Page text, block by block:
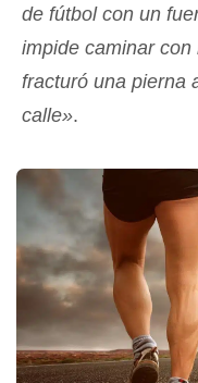
de fútbol con un
impide caminar con
fracturó una pierna
calle».